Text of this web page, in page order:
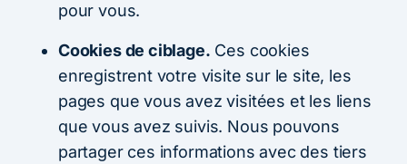
pour vous.
Cookies de ciblage. Ces cookies
enregistrent votre visite sur le site, les
pages que vous avez visitées et les liens
que vous avez suivis. Nous pouvons
partager ces informations avec des tiers